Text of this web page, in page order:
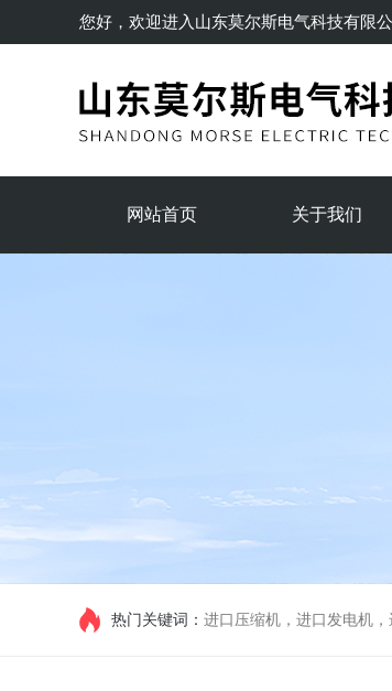
您好，欢迎进入 山东莫尔斯电气科技有限
网站首页 关于我们
热门关键词： 进口压缩机，进口发电机